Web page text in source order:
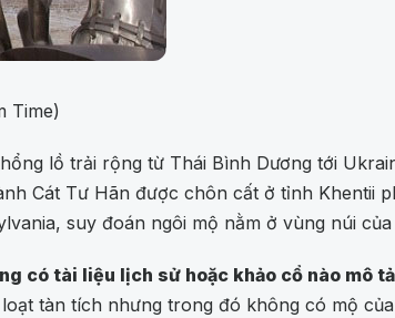
Time)
lồ trải rộng từ Thái Bình Dương tới
Cát Tư Hãn được chôn cất ở tỉnh Khentii
suy đoán ngôi mộ nằm ở vùng núi của
có tài liệu lịch sử hoặc khảo cổ nào mô
tàn tích nhưng trong đó không có mộ